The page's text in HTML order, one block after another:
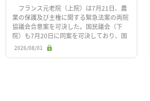
フランス元老院（上院）は7月21日、農
業の保護及び主権に関する緊急法案の両院
協議会合意案を可決した。国民議会（下
院）も7月20日に同案を可決しており、国
会で可決された。食料主権の回復に向け、
水資源へのアクセス、農地保全 […]
2026/08/01